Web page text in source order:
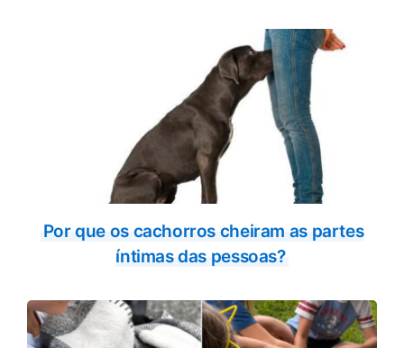
Por que os cachorros cheiram as partes
íntimas das pessoas?